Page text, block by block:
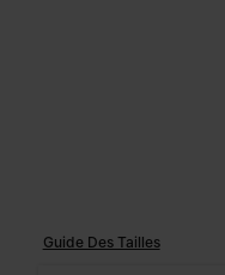
Guide Des Tailles